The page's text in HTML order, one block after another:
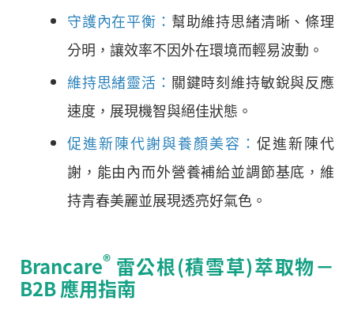
守護內在平衡： 幫助維持思緒清晰、條理
分明，讓效率不因外在環境而輕易波動。
維持思緒靈活： 關鍵時刻維持敏銳與反應
速度，展現機智與絕佳狀態。
促進新陳代謝與養顏美容： 促進新陳代
謝，能由內而外營養補給並調節基底，維
持青春美麗並展現透亮好氣色。
Brancare® 雷公根(積雪草)萃取物－
B2B 應用指南